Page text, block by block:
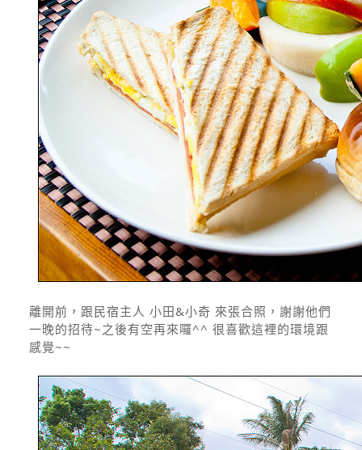
離開前，跟民宿主人 小田&小奇 來張合照，謝謝他們
一晚的招待~之後有空再來囉^^ 很喜歡這裡的環境跟
感覺~~